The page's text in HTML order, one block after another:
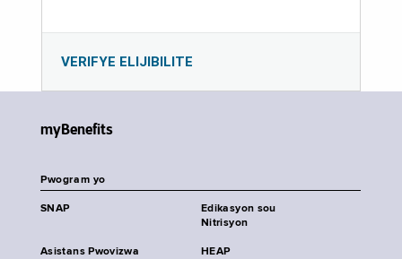
VERIFYE ELIJIBILITE
myBenefits
Pwogram yo
SNAP
Edikasyon sou
Nitrisyon
Asistans Pwovizwa HEAP